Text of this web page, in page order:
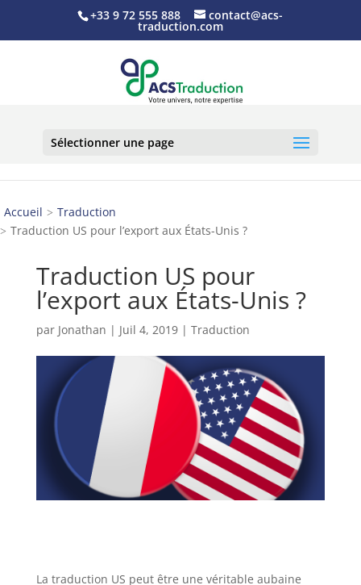
+33 9 72 555 888 contact@acs-
traduction.com
Sélectionner une page
Accueil
Traduction
Traduction US pour l’export aux États-Unis ?
Traduction US pour
l’export aux États-Unis ?
par Jonathan | Juil 4, 2019| Traduction
La traduction US peut être une véritable aubaine